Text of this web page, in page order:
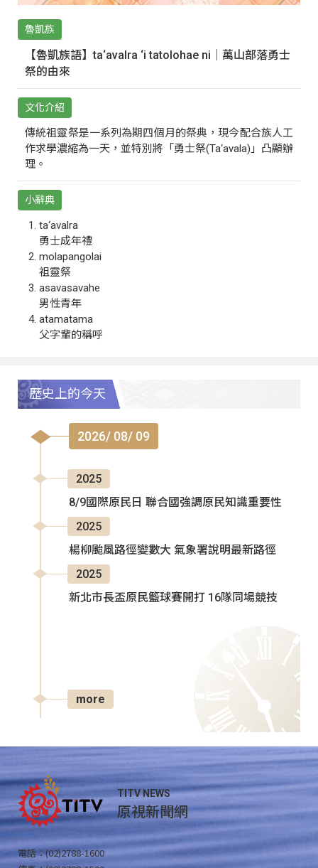
魯凱族
【魯凱族語】ta‘avalra ‘i tatolohae ni｜萬山部落勇士
祭的由來
文化介紹
傳統祖靈祭是一系列為期四個月的祭典，現今配合族人工
作求學濃縮為一天，並特別將「勇士祭(Ta‘avala)」凸顯辦
理。
小辭典
ta‘avalra
勇士成年禮
molapangolai
祖靈祭
asavasavahe
男性青年
atamatama
父字輩的稱呼
歷史上的今天
2026/ 08/ 09
2025
8/9國際原民日 聯合國強調原民知識重要性
2025
楊柳颱風路徑變數大 氣象署說明最新路徑
2025
新北市長盃原民籃球賽開打 16隊同場競技
more
TITV NEWS
原視新聞網
電話：(02)2788-1600